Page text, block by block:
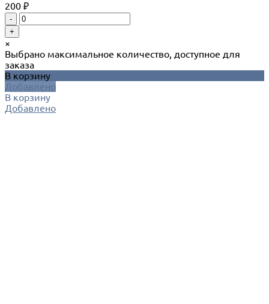
200 ₽
-
+
×
Выбрано максимальное количество, доступное для
заказа
В корзину
Добавлено
В корзину
Добавлено